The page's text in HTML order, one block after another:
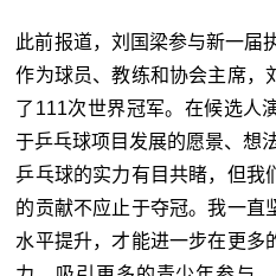
此前报道，刘国梁参与新一届
作为球员、教练和协会主席，
了111次世界冠军。在候选人
于乒乓球项目发展的愿景、想
乒乓球的实力有目共睹，但我
的贡献不应止于夺冠。我一直
水平提升，才能进一步在更多